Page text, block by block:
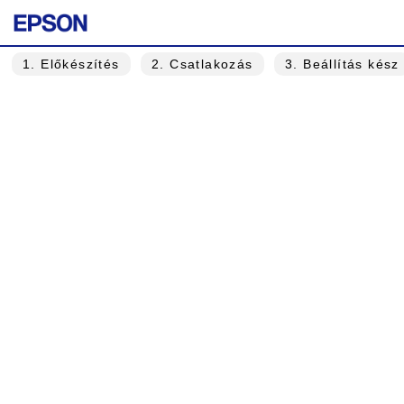
1 . Előkészítés 2 . Csatlakozás 3 . Beállítás kész